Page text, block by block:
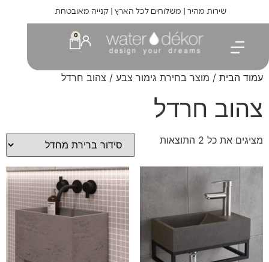
שירות מהיר | משלוחים לכל הארץ | קנייה מאובטחת
0
עמוד הבית / מוצר בחירת גימור צבע / צהוב חרדל
צהוב חרדל
מציגים את כל ⁦2⁩ התוצאות